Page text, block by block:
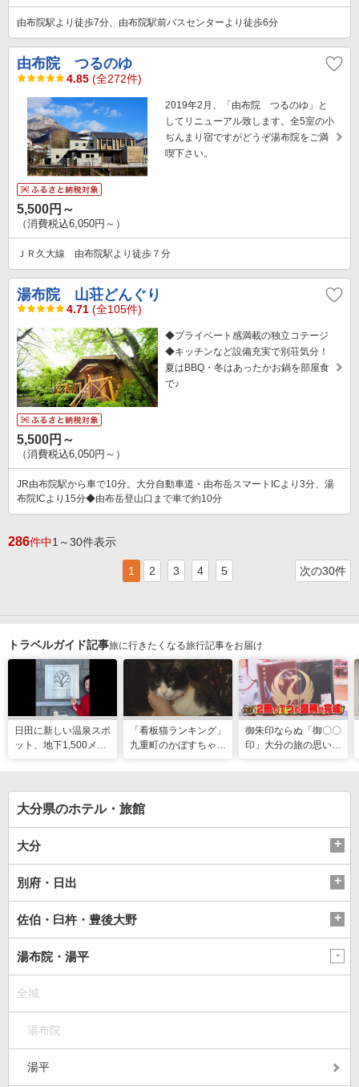
由布院駅より徒歩7分、由布院駅前バスセンターより徒歩6分
由布院 つるのゆ
4.85 (全272件)
2019年2月、「由布院 つるのゆ」と
してリニューアル致します。全5室の小
ぢんまり宿ですがどうぞ湯布院をご満
喫下さい。
5,500円～
（消費税込6,050円～）
ＪＲ久大線 由布院駅より徒歩７分
湯布院 山荘どんぐり
4.71 (全105件)
◆プライベート感満載の独立コテージ
◆キッチンなど設備充実で別荘気分！
夏はBBQ・冬はあったかお鍋を部屋食
で♪
5,500円～
（消費税込6,050円～）
JR由布院駅から車で10分。大分自動車道・由布岳スマートICより3分、湯
布院ICより15分◆由布岳登山口まで車で約10分
286件中1～30件表示
1 2 3 4 5 次の30件
トラベルガイド記事旅に行きたくなる旅行記事をお届け
日田に新しい温泉スポ
ット、地下1,500メー
「看板猫ランキング」
九重町のかぼすちゃ
御朱印ならぬ「御〇〇
印」大分の旅の思い出
大分県のホテル・旅館
大分
別府・日出
佐伯・臼杵・豊後大野
湯布院・湯平
全域
湯布院
湯平